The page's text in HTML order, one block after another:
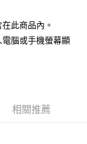
銀行
無須另外申請。
此商品內。
腦或手機螢幕顯
相關推薦